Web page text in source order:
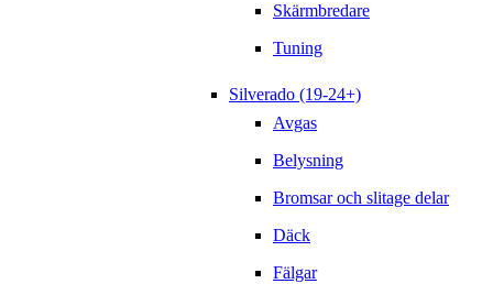
Skärmbredare
Tuning
Silverado (19-24+)
Avgas
Belysning
Bromsar och slitage delar
Däck
Fälgar